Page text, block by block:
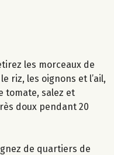
les morceaux de
riz, les oignons et l’ail,
tomate, salez et
doux pendant 20
de quartiers de